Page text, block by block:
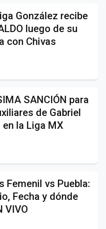
González recibe
luego de su
con Chivas
SANCIÓN para
de Gabriel
la Liga MX
Femenil vs Puebla:
Fecha y dónde
VIVO